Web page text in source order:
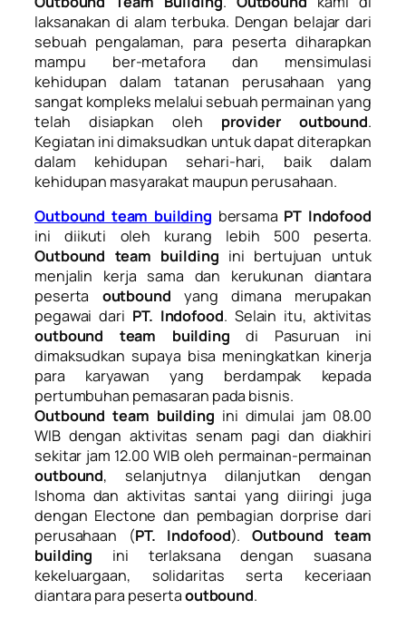
laksanakan di alam terbuka. Dengan belajar dari
sebuah pengalaman, para peserta diharapkan
mampu ber-metafora dan mensimulasi
kehidupan dalam tatanan perusahaan yang
sangat kompleks melalui sebuah permainan yang
telah disiapkan oleh provider outbound.
Kegiatan ini dimaksudkan untuk dapat diterapkan
dalam kehidupan sehari-hari, baik dalam
kehidupan masyarakat maupun perusahaan.
Outbound team building bersama PT Indofood
ini diikuti oleh kurang lebih 500 peserta.
Outbound team building ini bertujuan untuk
menjalin kerja sama dan kerukunan diantara
peserta outbound yang dimana merupakan
pegawai dari PT. Indofood. Selain itu, aktivitas
outbound team building di Pasuruan ini
dimaksudkan supaya bisa meningkatkan kinerja
para karyawan yang berdampak kepada
pertumbuhan pemasaran pada bisnis.
Outbound team building ini dimulai jam 08.00
WIB dengan aktivitas senam pagi dan diakhiri
sekitar jam 12.00 WIB oleh permainan-permainan
outbound, selanjutnya dilanjutkan dengan
Ishoma dan aktivitas santai yang diiringi juga
dengan Electone dan pembagian dorprise dari
perusahaan (PT. Indofood).Outbound team
building ini terlaksana dengan suasana
kekeluargaan, solidaritas serta keceriaan
diantara para pesertaoutbound.